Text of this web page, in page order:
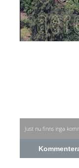
Just nu finns inga